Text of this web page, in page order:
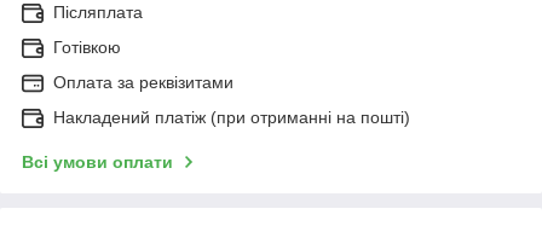
Післяплата
Готівкою
Оплата за реквізитами
Накладений платіж (при отриманні на пошті)
Всі умови оплати